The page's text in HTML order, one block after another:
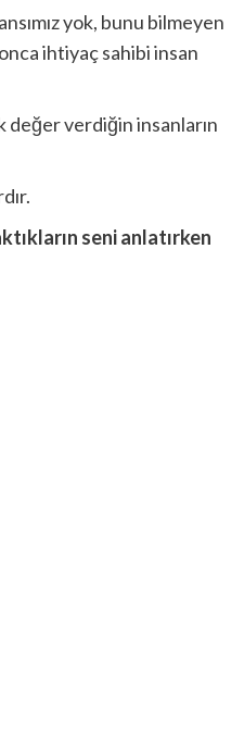
yok, bunu bilmeyen
ihtiyaç sahibi insan
değer verdiğin insanların
seni anlatırken